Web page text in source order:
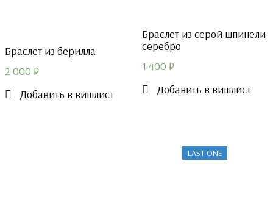
Браслет из берилла
2 000 ₽
Добавить в вишлист
Браслет из серой шпинели
серебро
1 400 ₽
Добавить в вишлист
LAST ONE